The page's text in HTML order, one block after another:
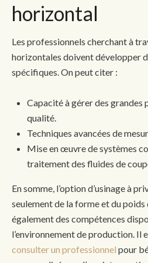
horizontal
Les professionnels cherchant à
horizontales doivent développer
spécifiques. On peut citer :
Capacité à gérer des grandes
qualité.
Techniques avancées de
Mise en œuvre de systèmes
traitement des fluides de
En somme, l’option d’usinage à
seulement de la forme et du poids
également des compétences
l’environnement de production. Il
consulter un professionnel pour